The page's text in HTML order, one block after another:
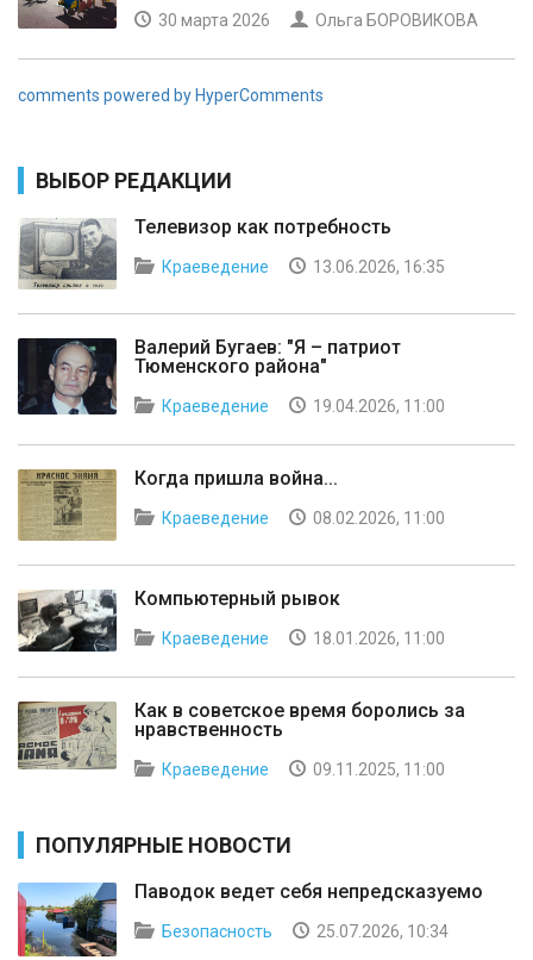
30 марта 2026 Ольга БОРОВИКОВА
comments powered by HyperComments
ВЫБОР РЕДАКЦИИ
Телевизор как потребность
Краеведение 13.06.2026, 16:35
Валерий Бугаев: "Я – патриот
Тюменского района"
Краеведение 19.04.2026, 11:00
Когда пришла война...
Краеведение 08.02.2026, 11:00
Компьютерный рывок
Краеведение 18.01.2026, 11:00
Как в советское время боролись за
нравственность
Краеведение 09.11.2025, 11:00
ПОПУЛЯРНЫЕ НОВОСТИ
Паводок ведет себя непредсказуемо
Безопасность 25.07.2026, 10:34